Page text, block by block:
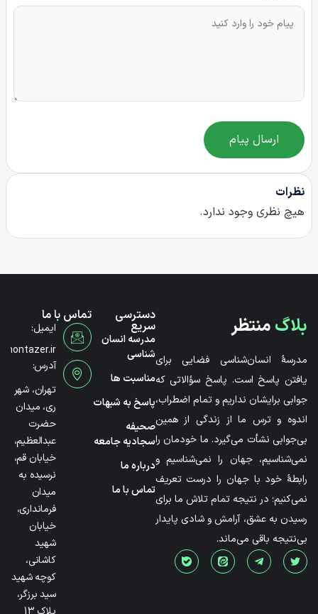
ارسال پیام
نظرات
هیچ نظری وجود ندارد.
بلاگمنتظر
مدرسۀ انسان‌شناسی فضایی برای
یافتن پاسخ است. پاسخ سؤالاتی که
جوابی برایشان نداریم و تمام اضطراب،
اندوه و ترس ما از زندگی از همین
بی‌جوابی نشأت می‌گیرد. ما خودمان را
نمی‌شناسیم، جهان را نمی‌شناسیم و
رابطۀ خود با جهان را درست تعریف
نمی‌کنیم؛ در نتیجه تمام تلاش ما برای
رسیدن به عشق، آرامش و شادی پایدار
بی‌نتیجه باقی می‌ماند.
دسترسی
سریع
مدرسه انسان
شناسی
مناسبت ها
پاسخ به شبهات
صحیفه
سجادیه جامعه
درباره ما
تماس با ما
تماس با ما
ایمیل:
آدرس:
تهران، شهر
ری، میدان
حضرت
عبدالعظیم،
خیابان قم،
نرسیده به
میدان
فرمانداری،
خیابان
شهید
کاشانی،
کوچه شهید
سید برزگر،